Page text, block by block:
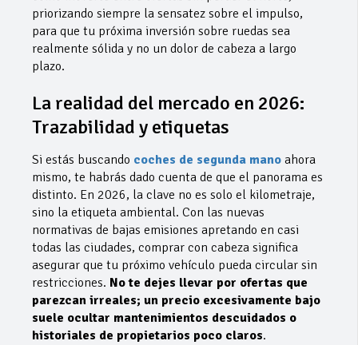
priorizando siempre la sensatez sobre el impulso,
para que tu próxima inversión sobre ruedas sea
realmente sólida y no un dolor de cabeza a largo
plazo.
​La realidad del mercado en 2026:
Trazabilidad y etiquetas
​Si estás buscando coches de segunda mano ahora
mismo, te habrás dado cuenta de que el panorama es
distinto. En 2026, la clave no es solo el kilometraje,
sino la etiqueta ambiental. Con las nuevas
normativas de bajas emisiones apretando en casi
todas las ciudades, comprar con cabeza significa
asegurar que tu próximo vehículo pueda circular sin
restricciones. No te dejes llevar por ofertas que
parezcan irreales; un precio excesivamente bajo
suele ocultar mantenimientos descuidados o
historiales de propietarios poco claros.